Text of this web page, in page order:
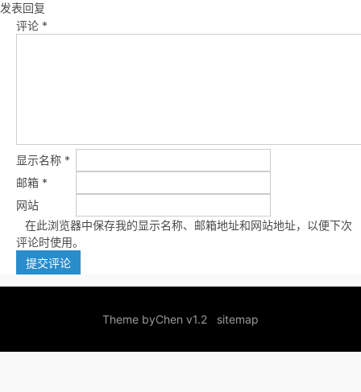
发表回复
评论 *
显示名称 *
邮箱 *
网站
在此浏览器中保存我的显示名称、邮箱地址和网站地址，以便下次
评论时使用。
Theme byChen v1.2 sitemap